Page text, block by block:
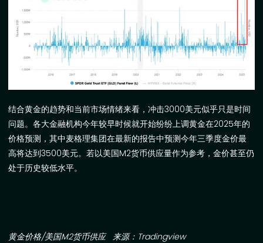
结合黄金的趋势和当前市场情绪来看，冲击3000美元似乎只是时间
问题。各大金融机构今年较早时候就开始纷纷上调黄金在2025年的
价格预测，其中麦格理集团在最新的报告中预测今年三季度金价最
高将达到3500美元。若以美国M2货币供应量作为参考，金价甚至仍
处于历史较低水平。
黄金价格/美国M2货币供应 来源： Tradingview